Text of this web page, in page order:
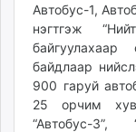
eagle.mn
ergelt.mn
zarig.mn
today.mn
zuv.mn
mminfo.mn
Автобус-1,
нэгтгэж
байдлаар
900 гаруй
25 орчим
“Автобус-3”,